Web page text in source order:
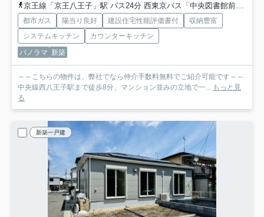
京王線「京王八王子」駅 バス24分 西東京バス「中央図書館前（八王子市）」 停歩4分
都市ガス 陽当り良好 建設住宅性能評価書付
収納豊富
システムキッチン
カウンターキッチン
パノラマ 新築
～～こちらの物件は、弊社でなら仲介手数料無料でご紹介可能です～～
中央線西八王子駅まで徒歩8分、マンション並みの立地で一...
もっと見
る
新築一戸建